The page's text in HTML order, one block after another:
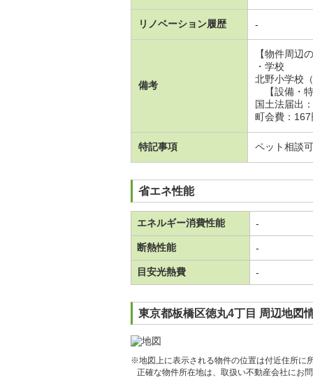
リノベーション履歴 -
備考
【物件周辺
・学校
北野小学校
【設備・
国土法届出
町会費：167
特記事項 ペット相談
省エネ性能
エネルギー消費性能 -
断熱性能 -
目安光熱費 -
東京都板橋区徳丸4丁目 周辺地図
※地図上に表示される物件の位置は付近住所に
正確な物件所在地は、取扱い不動産会社にお問